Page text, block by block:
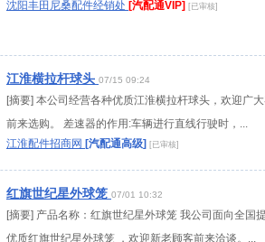
沈阳丰田尼桑配件经销处 [汽配通VIP] [已审核]
江淮横拉杆球头 07/15 09:24
[摘要] 本公司经营各种优质江淮横拉杆球头，欢迎广
前来选购。 差速器的作用:车辆进行直线行驶时，...
江淮配件招商网 [汽配通高级] [已审核]
红旗世纪星外球笼 07/01 10:32
[摘要] 产品名称：红旗世纪星外球笼 我公司面向全国
优质红旗世纪星外球笼 ，欢迎新老顾客前来洽谈。...